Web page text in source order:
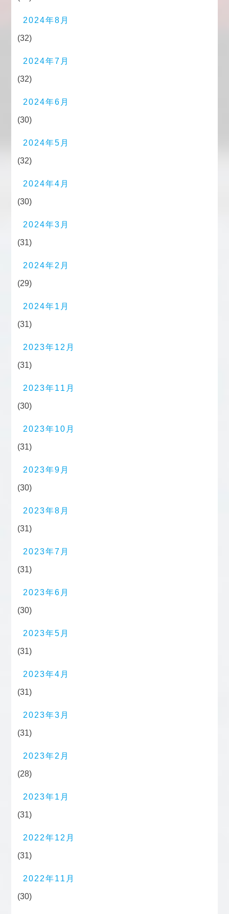
2024年8月
(32)
2024年7月
(32)
2024年6月
(30)
2024年5月
(32)
2024年4月
(30)
2024年3月
(31)
2024年2月
(29)
2024年1月
(31)
2023年12月
(31)
2023年11月
(30)
2023年10月
(31)
2023年9月
(30)
2023年8月
(31)
2023年7月
(31)
2023年6月
(30)
2023年5月
(31)
2023年4月
(31)
2023年3月
(31)
2023年2月
(28)
2023年1月
(31)
2022年12月
(31)
2022年11月
(30)